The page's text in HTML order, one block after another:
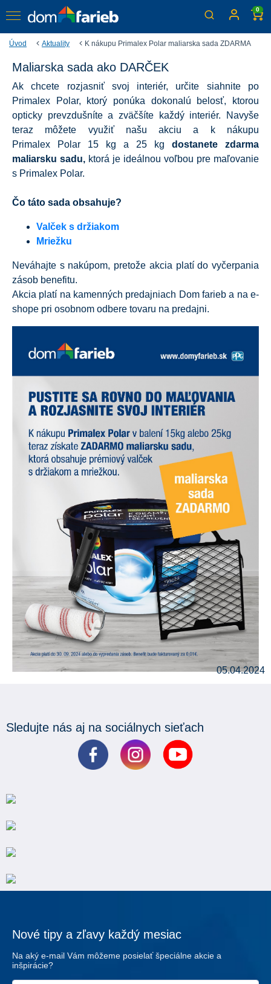
0
Úvod Aktuality K nákupu Primalex Polar maliarska sada ZDARMA
K nákupu Primalex Polar
maliarska sada ZDARMA
Získajte všetko, čo potrebujete k Vášmu maľovaniu
Maliarska sada ako DARČEK
Ak chcete rozjasniť svoj interiér, určite siahnite po
Primalex Polar, ktorý ponúka dokonalú belosť, ktorou
opticky prevzdušníte a zväčšíte každý interiér. Navyše
teraz môžete využiť našu akciu a k nákupu
Primalex Polar 15 kg a 25 kg dostanete zdarma
maliarsku sadu, ktorá je ideálnou voľbou pre maľovanie
s Primalex Polar.
Čo táto sada obsahuje?
Valček s držiakom
Mriežku
Neváhajte s nakúpom, pretože akcia platí do vyčerpania
zásob benefitu.
Akcia platí na kamenných predajniach Dom farieb a na e-
shope pri osobnom odbere tovaru na predajni.
05.04.2024
Sledujte nás aj na sociálnych sieťach
Nové tipy a zľavy každý mesiac
Na aký e-mail Vám môžeme posielať špeciálne akcie a
inšpirácie?